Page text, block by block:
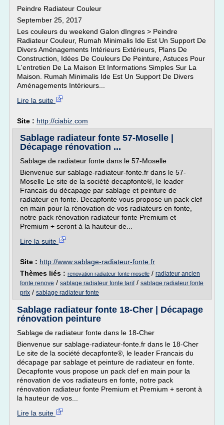
Peindre Radiateur Couleur
September 25, 2017
Les couleurs du weekend Galon dIngres > Peindre
Radiateur Couleur, Rumah Minimalis Ide Est Un Support De
Divers Aménagements Intérieurs Extérieurs, Plans De
Construction, Idées De Couleurs De Peinture, Astuces Pour
L'entretien De La Maison Et Informations Simples Sur La
Maison. Rumah Minimalis Ide Est Un Support De Divers
Aménagements Intérieurs...
Lire la suite
Site : http://ciabiz.com
Sablage radiateur fonte 57-Moselle |
Décapage rénovation ...
Sablage de radiateur fonte dans le 57-Moselle
Bienvenue sur sablage-radiateur-fonte.fr dans le 57-
Moselle Le site de la société decapfonte®, le leader
Francais du décapage par sablage et peinture de
radiateur en fonte. Decapfonte vous propose un pack clef
en main pour la rénovation de vos radiateurs en fonte,
notre pack rénovation radiateur fonte Premium et
Premium + seront à la hauteur de...
Lire la suite
Site : http://www.sablage-radiateur-fonte.fr
Thèmes liés : renovation radiateur fonte moselle / radiateur ancien
fonte renove / sablage radiateur fonte tarif/ sablage radiateur fonte
prix / sablage radiateur fonte
Sablage radiateur fonte 18-Cher | Décapage
rénovation peinture
Sablage de radiateur fonte dans le 18-Cher
Bienvenue sur sablage-radiateur-fonte.fr dans le 18-Cher
Le site de la société decapfonte®, le leader Francais du
décapage par sablage et peinture de radiateur en fonte.
Decapfonte vous propose un pack clef en main pour la
rénovation de vos radiateurs en fonte, notre pack
rénovation radiateur fonte Premium et Premium + seront à
la hauteur de vos...
Lire la suite